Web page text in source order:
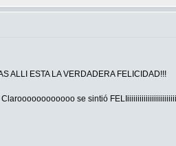
ALLI ESTA LA VERDADERA FELICIDAD!!!
se sintió